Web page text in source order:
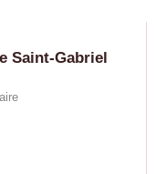
Saint-Gabriel